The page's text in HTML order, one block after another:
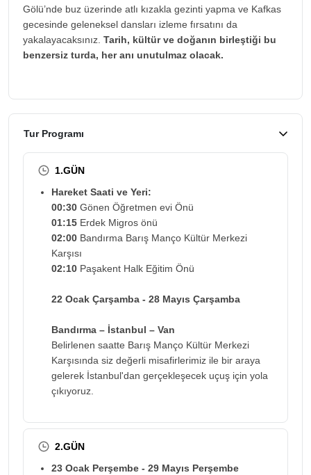
Gölü’nde buz üzerinde atlı kızakla gezinti yapma ve Kafkas
gecesinde geleneksel dansları izleme fırsatını da
yakalayacaksınız. Tarih, kültür ve doğanın birleştiği bu
benzersiz turda, her anı unutulmaz olacak.
Tur Programı
1.GÜN
Hareket Saati ve Yeri:
00:30 Gönen Öğretmen evi Önü
01:15 Erdek Migros önü
02:00 Bandırma Barış Manço Kültür Merkezi
Karşısı
02:10 Paşakent Halk Eğitim Önü
22 Ocak Çarşamba - 28 Mayıs Çarşamba
Bandırma – İstanbul – Van
Belirlenen saatte Barış Manço Kültür Merkezi
Karşısında siz değerli misafirlerimiz ile bir araya
gelerek İstanbul'dan gerçekleşecek uçuş için yola
çıkıyoruz.
2.GÜN
23 Ocak Perşembe - 29 Mayıs Perşembe